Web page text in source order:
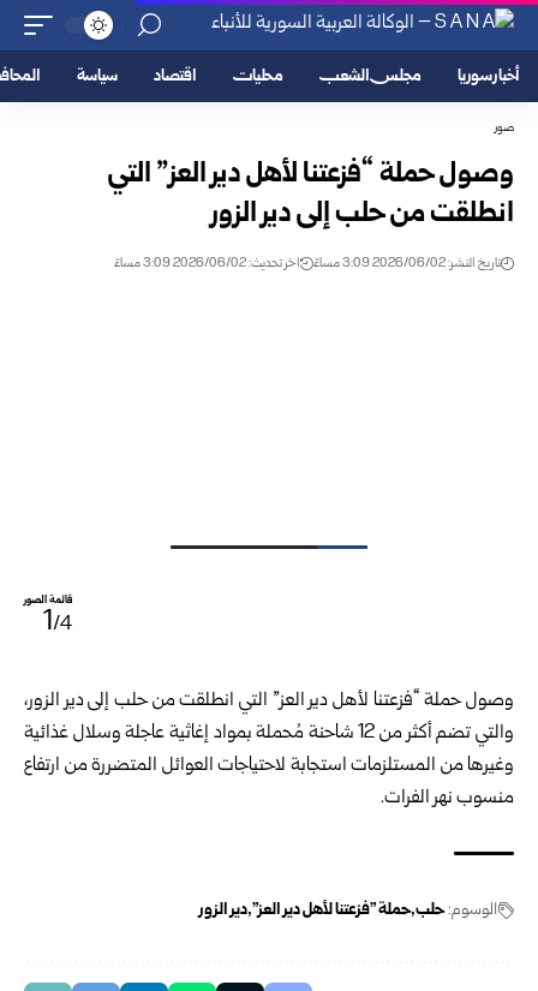
أخبار سوريا مجلس الشعب محليات اقتصاد سياسة
صور
وصول حملة “فزعتنا لأهل دير العز” التي
انطلقت من حلب إلى دير الزور
تاريخ النشر: 2026/06/02 3:09 مساءً اخر تحديث: 2026/06/02 3:09 مساءً
قائمة الصور
1/4
وصول حملة “فزعتنا لأهل دير العز” التي انطلقت من حلب إلى دير الزور،
والتي تضم أكثر من 12 شاحنة مُحملة بمواد إغاثية عاجلة وسلال غذائية
وغيرها من المستلزمات استجابة لاحتياجات العوائل المتضررة من ارتفاع
منسوب نهر الفرات.
الوسوم:حلب حملة "فزعتنا لأهل دير العز" دير الزور